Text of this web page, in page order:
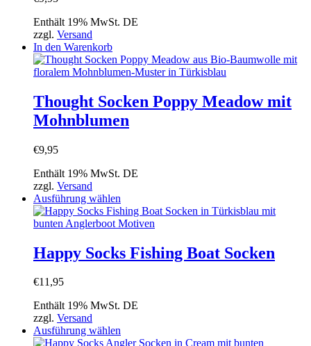
Enthält 19% MwSt. DE
zzgl. Versand
In den Warenkorb
Thought Socken Poppy Meadow mit
Mohnblumen
€9,95
Enthält 19% MwSt. DE
zzgl. Versand
Ausführung wählen
Produkt
weist
Varianten
auf.
auf
Produktseite
Happy Socks Fishing Boat Socken
€11,95
Enthält 19% MwSt. DE
zzgl. Versand
Ausführung wählen
Produkt